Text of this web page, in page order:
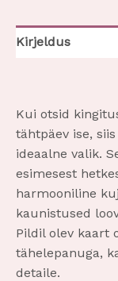
Kirjeldus
Kui otsid
tähtpäev ise,
ideaalne valik.
esimesest
harmooniline
kaunistused
Pildil olev kaart
tähelepanuga,
detaile.